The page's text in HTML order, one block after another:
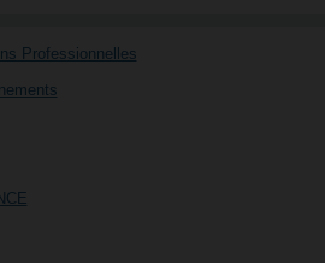
Professionnelles